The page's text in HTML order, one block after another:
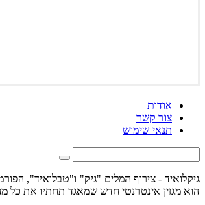
אודות
צור קשר
תנאי שימוש
גיקלואיד - צירוף המלים "גיק" ו"טבלואיד",
הוא מגזין אינטרנטי חדש שמאגד תחתיו את כל מה